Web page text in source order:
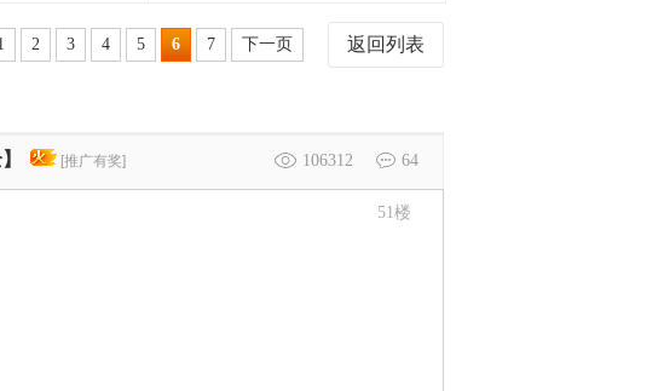
返回列表
2 3 4 5 6 7 下一页
106312 64
[推广有奖]
51楼